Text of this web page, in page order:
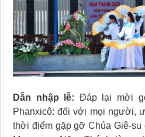
Dẫn nhập lễ: Đáp lại mời
Phanxicô: đối với mọi người,
thời điểm gặp gỡ Chúa Giê-su